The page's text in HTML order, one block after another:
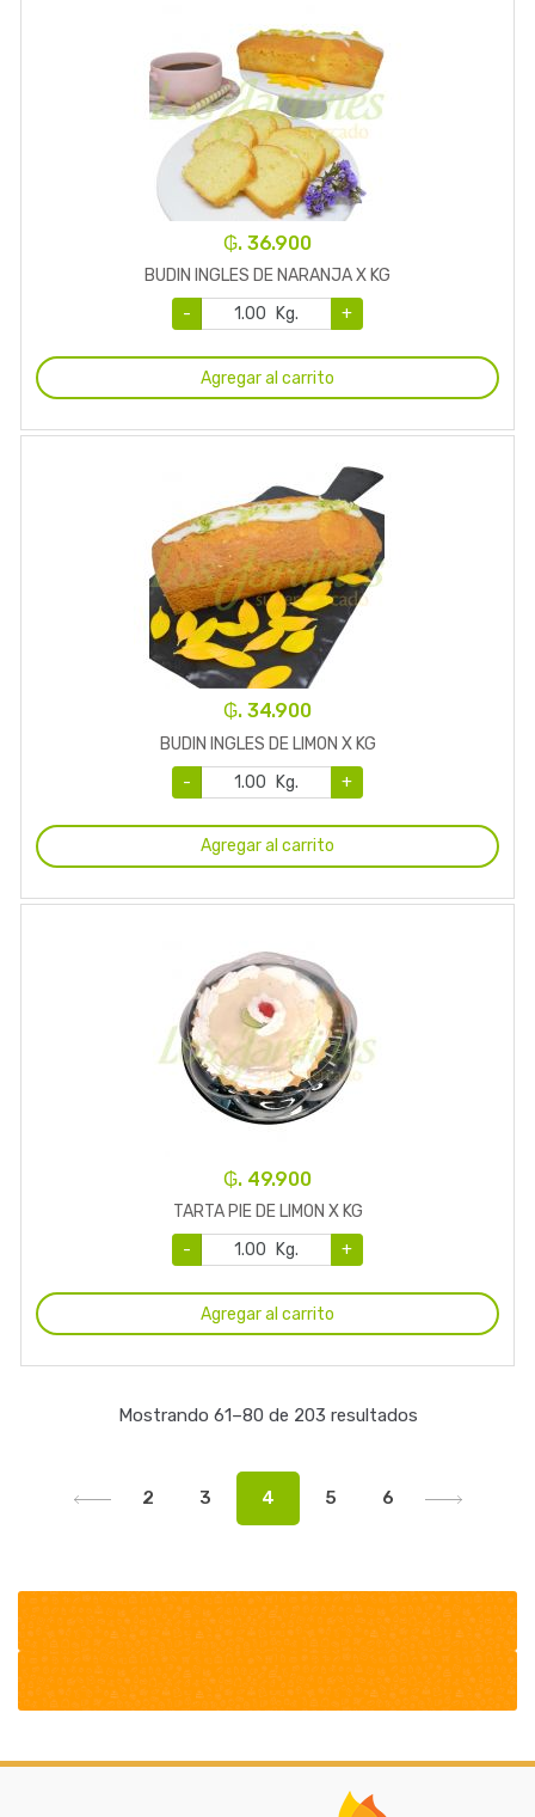
₲. 36.900
BUDIN INGLES DE NARANJA X KG
-
Kg. +
Agregar al carrito
₲. 34.900
BUDIN INGLES DE LIMON X KG
-
Kg. +
Agregar al carrito
₲. 49.900
TARTA PIE DE LIMON X KG
-
Kg. +
Agregar al carrito
Mostrando 61–80 de 203 resultados
2 3 4 5 6